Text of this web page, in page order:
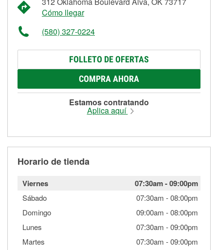
Cómo llegar
(580) 327-0224
FOLLETO DE OFERTAS
COMPRA AHORA
Estamos contratando
Aplica aquí
Horario de tienda
Viernes 07:30am-09:00pm
Sábado 07:30am -08:00pm
Domingo
09:00am -08:00pm
Lunes
07:30am -09:00pm
Martes
07:30am -09:00pm